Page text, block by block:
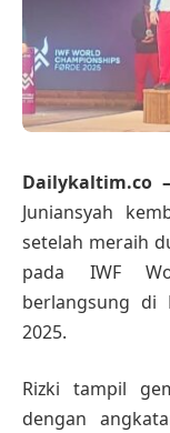
Dailykaltim.co
Juniansyah
setelah meraih
pada IWF
berlangsung di
2025.
Rizki tampil
dengan